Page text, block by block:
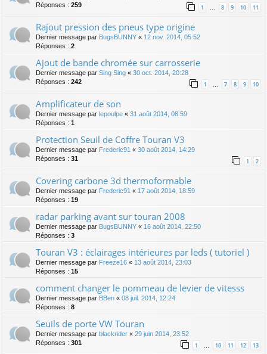
Réponses : 259 1 … 8 9 10 11
Rajout pression des pneus type origine
Dernier message par BugsBUNNY « 12 nov. 2014, 05:52
Réponses : 2
Ajout de bande chromée sur carrosserie
Dernier message par Sing Sing « 30 oct. 2014, 20:28
Réponses : 242 1 … 7 8 9 10
Amplificateur de son
Dernier message par lepoulpe « 31 août 2014, 08:59
Réponses : 1
Protection Seuil de Coffre Touran V3
Dernier message par Frederic91 « 30 août 2014, 14:29
Réponses : 31 1 2
Covering carbone 3d thermoformable
Dernier message par Frederic91 « 17 août 2014, 18:59
Réponses : 19
radar parking avant sur touran 2008
Dernier message par BugsBUNNY « 16 août 2014, 22:50
Réponses : 3
Touran V3 : éclairages intérieures par leds ( tutoriel )
Dernier message par Freeze16 « 13 août 2014, 23:03
Réponses : 15
comment changer le pommeau de levier de vitesss
Dernier message par BBen « 08 juil. 2014, 12:24
Réponses : 8
Seuils de porte VW Touran
Dernier message par blackrider « 29 juin 2014, 23:52
Réponses : 301 1 … 10 11 12 13